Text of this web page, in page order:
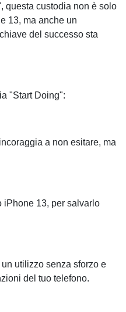
questa custodia non è solo
13, ma anche un
del successo sta
"Start Doing":
a non esitare, ma
iPhone 13, per salvarlo
utilizzo senza sforzo e
del tuo telefono.